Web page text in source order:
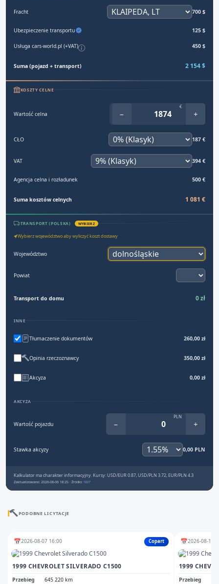
Fracht 700 $
Ubezpieczenie transportu 125 $
Usługa cars-world.pl (+VAT) 450 $
Suma (pojazd + transport) 2 154 $
KOSZTY CELNE
Wartość celna −
€
+
CŁO 187 €
VAT 394 €
Agencja celna i rozładunek 500 €
Suma kosztów celnych 1 081 €
TRANSPORT (POLSKA) WYBIERZ
Wybierz województwo aby wyliczyć koszt dostawy
Województwo
Powiat
Transport do domu 0 zł
INNE
Tłumaczenie dokumentów 260,00 zł
Opinia rzeczoznawcy 350,00 zł
Akcyza 0,00 zł
AKCYZA
Wartość pojazdu −
PLN
+
Stawka akcyzy 0,00 PLN
Kalkulator ma charakter informacyjny. Kursy: USD/EUR 0.87, USD/PLN 3.72, EUR/PLN 4.3
Zaktualizowano: 2026-08-06 18:25 · Źródło: NBP
PODOBNE LICYTACJE
📅2026-08-07 16:00 Copart
1999 CHEVROLET SILVERADO C1500
Przebieg
645 220 km
📅2026-08-10
Przebieg